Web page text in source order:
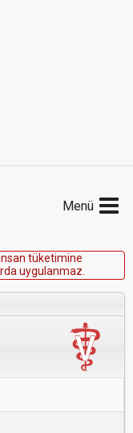
Menü
nsan tüketimine
rda uygu anmaz